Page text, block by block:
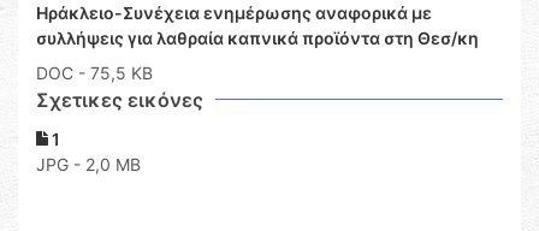
Ηράκλειο-Συνέχεια ενημέρωσης αναφορικά με
συλλήψεις για λαθραία καπνικά προϊόντα στη Θεσ/κη
DOC - 75,5 KB
Σχετικες εικόνες
1
JPG - 2,0 MB